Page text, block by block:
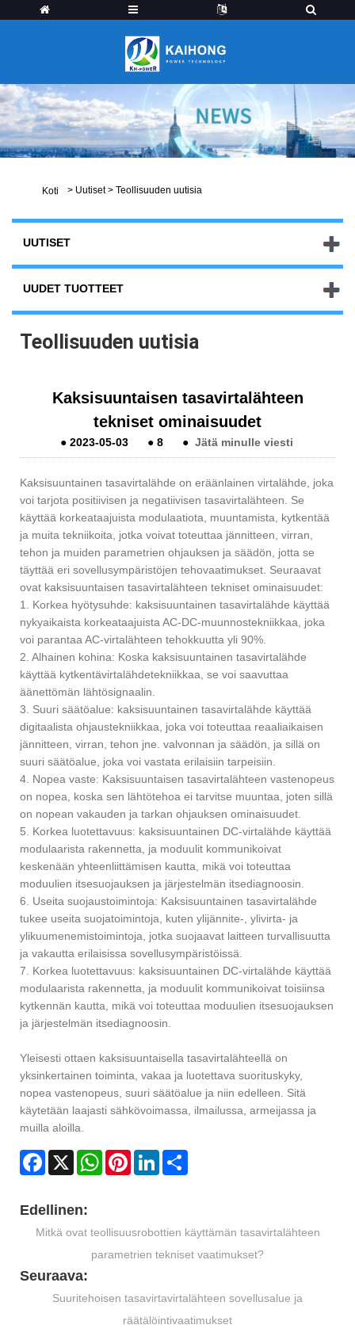
Koti > Uutiset > Teollisuuden uutisia
UUTISET
UUDET TUOTTEET
Teollisuuden uutisia
Kaksisuuntaisen tasavirtalähteen
tekniset ominaisuudet
●2023-05-03 ●8 ● Jätä minulle viesti
Kaksisuuntainen tasavirtalähde on eräänlainen virtalähde, joka
voi tarjota positiivisen ja negatiivisen tasavirtalähteen. Se
käyttää korkeataajuista modulaatiota, muuntamista, kytkentää
ja muita tekniikoita, jotka voivat toteuttaa jännitteen, virran,
tehon ja muiden parametrien ohjauksen ja säädön, jotta se
täyttää eri sovellusympäristöjen tehovaatimukset. Seuraavat
ovat kaksisuuntaisen tasavirtalähteen tekniset ominaisuudet:
1. Korkea hyötysuhde: kaksisuuntainen tasavirtalähde käyttää
nykyaikaista korkeataajuista AC-DC-muunnostekniikkaa, joka
voi parantaa AC-virtalähteen tehokkuutta yli 90%.
2. Alhainen kohina: Koska kaksisuuntainen tasavirtalähde
käyttää kytkentävirtalähdetekniikkaa, se voi saavuttaa
äänettömän lähtösignaalin.
3. Suuri säätöalue: kaksisuuntainen tasavirtalähde käyttää
digitaalista ohjaustekniikkaa, joka voi toteuttaa reaaliaikaisen
jännitteen, virran, tehon jne. valvonnan ja säädön, ja sillä on
suuri säätöalue, joka voi vastata erilaisiin tarpeisiin.
4. Nopea vaste: Kaksisuuntaisen tasavirtalähteen vastenopeus
on nopea, koska sen lähtötehoa ei tarvitse muuntaa, joten sillä
on nopean vakauden ja tarkan ohjauksen ominaisuudet.
5. Korkea luotettavuus: kaksisuuntainen DC-virtalähde käyttää
modulaarista rakennetta, ja moduulit kommunikoivat
keskenään yhteenliittämisen kautta, mikä voi toteuttaa
moduulien itsesuojauksen ja järjestelmän itsediagnoosin.
6. Useita suojaustoimintoja: Kaksisuuntainen tasavirtalähde
tukee useita suojatoimintoja, kuten ylijännite-, ylivirta- ja
ylikuumenemistoimintoja, jotka suojaavat laitteen turvallisuutta
ja vakautta erilaisissa sovellusympäristöissä.
7. Korkea luotettavuus: kaksisuuntainen DC-virtalähde käyttää
modulaarista rakennetta, ja moduulit kommunikoivat toisiinsa
kytkennän kautta, mikä voi toteuttaa moduulien itsesuojauksen
ja järjestelmän itsediagnoosin.
Yleisesti ottaen kaksisuuntaisella tasavirtalähteellä on
yksinkertainen toiminta, vakaa ja luotettava suorituskyky,
nopea vastenopeus, suuri säätöalue ja niin edelleen. Sitä
käytetään laajasti sähkövoimassa, ilmailussa, armeijassa ja
muilla aloilla.
Facebook
X WhatsAppPinterestLinkedIn
Edellinen:
Mitkä ovat teollisuusrobottien käyttämän tasavirtalähteen
parametrien tekniset vaatimukset?
Seuraava:
Suuritehoisen tasavirtavirtalähteen sovellusalue ja
räätälöintivaatimukset